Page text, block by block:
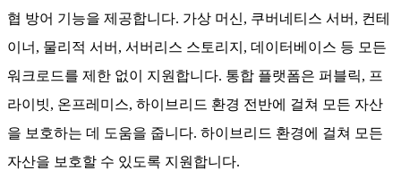
협 방어 기능을 제공합니다. 가상 머신, 쿠버네티스 서버, 컨테
이너, 물리적 서버, 서버리스 스토리지, 데이터베이스 등 모든
워크로드를 제한 없이 지원합니다. 통합 플랫폼은 퍼블릭, 프
라이빗, 온프레미스, 하이브리드 환경 전반에 걸쳐 모든 자산
을 보호하는 데 도움을 줍니다. 하이브리드 환경에 걸쳐 모든
자산을 보호할 수 있도록 지원합니다.